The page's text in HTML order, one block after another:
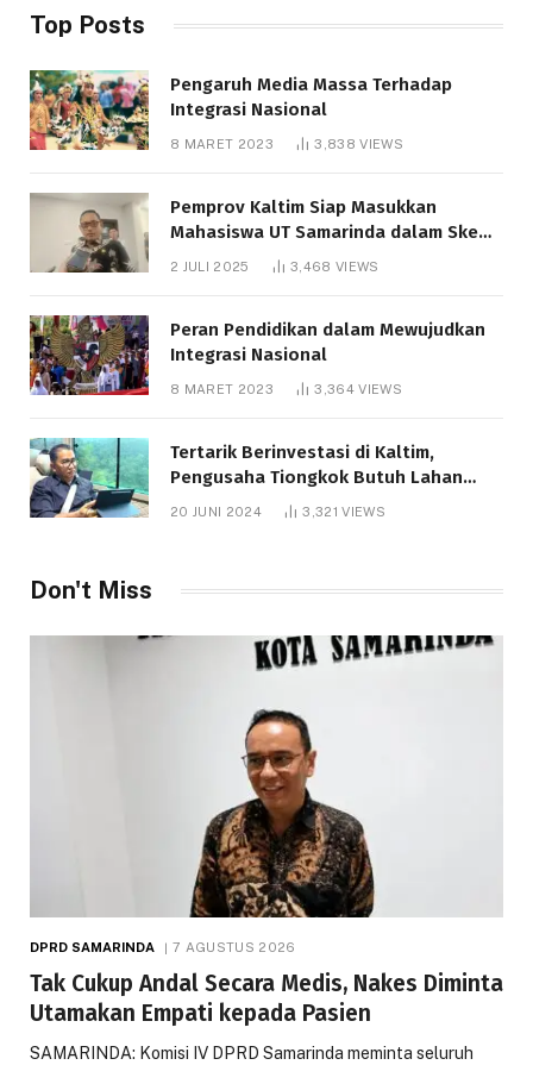
Top Posts
Pengaruh Media Massa Terhadap
Integrasi Nasional
8 MARET 2023 3,838VIEWS
Pemprov Kaltim Siap Masukkan
Mahasiswa UT Samarinda dalam Skema
Bantuan Pendidikan Gratispol
2 JULI 2025 3,468 VIEWS
Peran Pendidikan dalam Mewujudkan
Integrasi Nasional
8 MARET 2023 3,364VIEWS
Tertarik Berinvestasi di Kaltim,
Pengusaha Tiongkok Butuh Lahan
1.000 Hektare
20 JUNI 2024 3,321VIEWS
Don't Miss
DPRD SAMARINDA 7 AGUSTUS 2026
Tak Cukup Andal Secara Medis, Nakes Diminta
Utamakan Empati kepada Pasien
SAMARINDA: Komisi IV DPRD Samarinda meminta seluruh